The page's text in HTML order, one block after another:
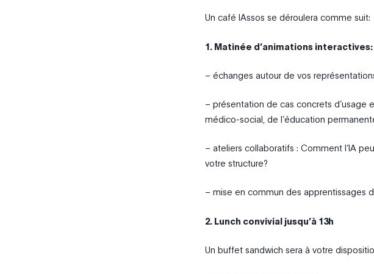
Un café IAssos se déroulera comme suit:
1. Matinée d’animations interactives:
– échanges autour de vos
– présentation de cas concrets d’usage
médico-social, de l’éducation
– ateliers collaboratifs : Comment l’IA
votre structure?
– mise en commun des apprentissages
2. Lunch convivial jusqu’à 13h
Un buffet sandwich sera à votre